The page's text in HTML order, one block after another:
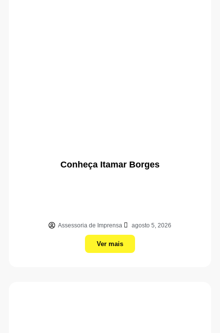
Conheça Itamar Borges
Assessoria de Imprensa agosto 5, 2026
Ver mais